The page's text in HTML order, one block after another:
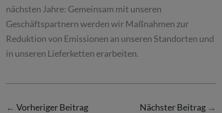
nächsten Jahre: Gemeinsam mit unseren
Geschäftspartnern werden wir Maßnahmen zur
Reduktion von Emissionen an unseren Standorten und
in unseren Lieferketten erarbeiten.
← Vorheriger Beitrag Nächster Beitrag →